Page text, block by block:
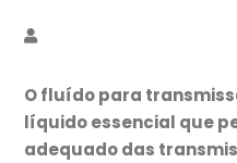
O fluído para
líquido essencial que
adequado das